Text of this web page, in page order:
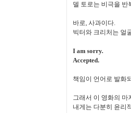
델 토로는 비극을 반
바로, 사과이다.
빅터와 크리처는 얼
I am sorry.
Accepted.
책임이 언어로 발화
그래서 이 영화의
내게는 다분히 윤리